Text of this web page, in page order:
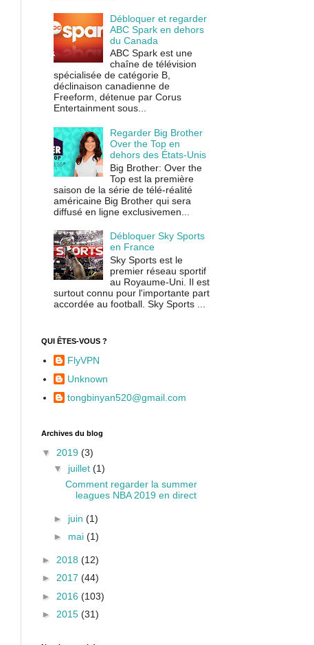
Débloquer et regarder
ABC Spark en dehors
du Canada
ABC Spark est une
chaîne de télévision
spécialisée de catégorie B,
déclinaison canadienne de
Freeform, détenue par Corus
Entertainment sous...
Regarder Big Brother
Over the Top en
dehors des États-Unis
Big Brother: Over the
Top est la première
saison de la série de télé-réalité
américaine Big Brother qui sera
diffusé en ligne exclusivemen...
Débloquer Sky Sports
en France
Sky Sports est le
premier réseau sportif
au Royaume-Uni. Il est
surtout connu pour l'importante part
accordée au football. Sky Sports ...
QUI ÊTES-VOUS ?
FlyVPN
Unknown
tongbinyan520@gmail.com
Archives du blog
▼ 2019 (3)
▼ juillet (1)
Comment regarder la summer
leagues NBA 2019 en direct
► juin (1)
► mai (1)
► 2018 (12)
► 2017 (44)
► 2016 (103)
► 2015 (31)